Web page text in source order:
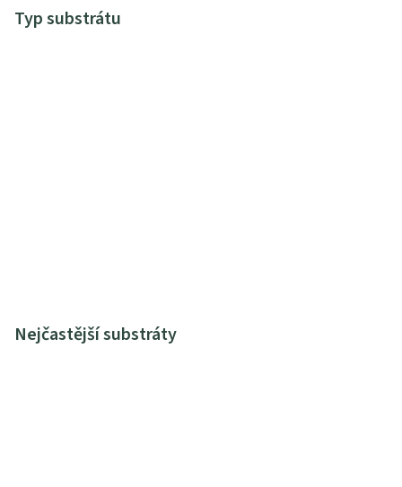
Typ substrátu
Nejčastější substráty